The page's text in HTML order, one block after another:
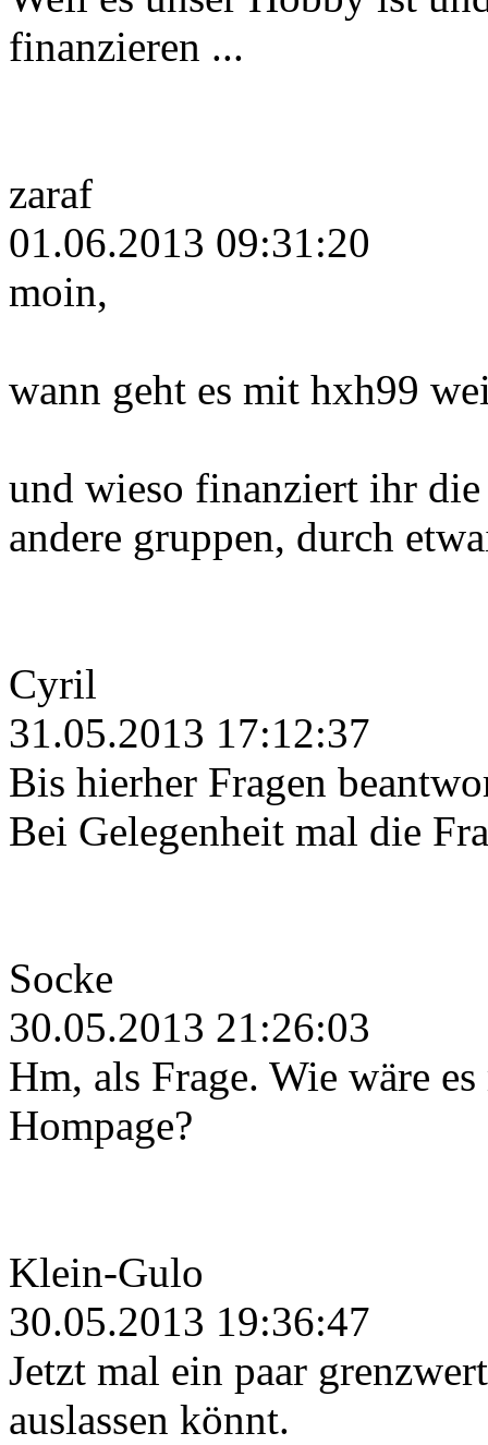
finanzieren ...
zaraf
01.06.2013 09:31:20
moin,
wann geht es mit hxh99
und wieso finanziert ihr
andere gruppen, durch
Cyril
31.05.2013 17:12:37
Bis hierher Fragen
Bei Gelegenheit mal die
Socke
30.05.2013 21:26:03
Hm, als Frage. Wie wäre
Hompage?
Klein-Gulo
30.05.2013 19:36:47
Jetzt mal ein paar
auslassen könnt.